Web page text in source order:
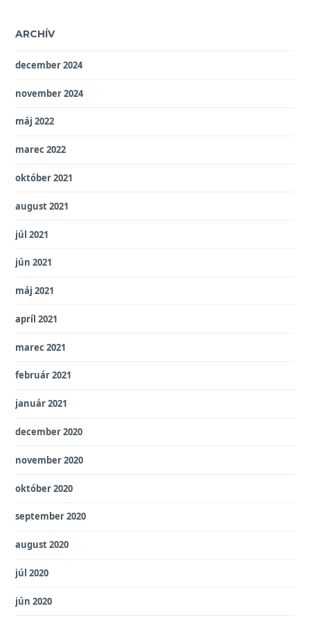
ARCHÍV
december 2024
november 2024
máj 2022
marec 2022
október 2021
august 2021
júl 2021
jún 2021
máj 2021
apríl 2021
marec 2021
február 2021
január 2021
december 2020
november 2020
október 2020
september 2020
august 2020
júl 2020
jún 2020